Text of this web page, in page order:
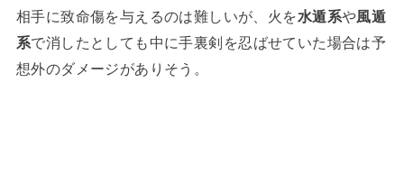
相手に致命傷を与えるのは難しいが、火を水遁系や風遁
系で消したとしても中に手裏剣を忍ばせていた場合は予
想外のダメージがありそう。